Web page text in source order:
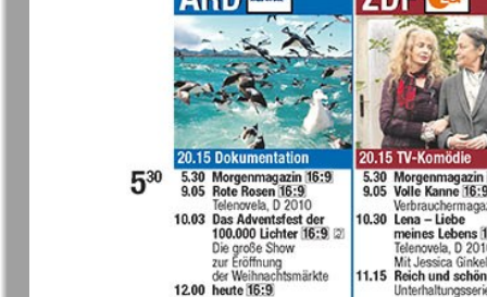
30
7
13
19
МК-Германия
планета мнений
МК-
Новые Земляки
Panorama-mir Партнер